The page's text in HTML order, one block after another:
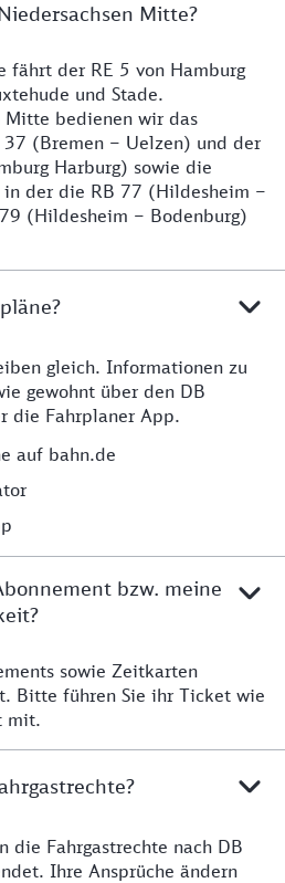
Mitte?
fährt der RE 5 von Hamburg
und Stade.
Mitte bedienen wir das
(Bremen – Uelzen) und der
Harburg) sowie die
in der die RB 77 (Hildesheim –
(Hildesheim – Bodenburg)
gleich. Informationen zu
gewohnt über den DB
die Fahrplaner App.
auf bahn.de
bzw. meine
sowie Zeitkarten
Bitte führen Sie ihr Ticket wie
mit.
die Fahrgastrechte nach DB
Ihre Ansprüche ändern